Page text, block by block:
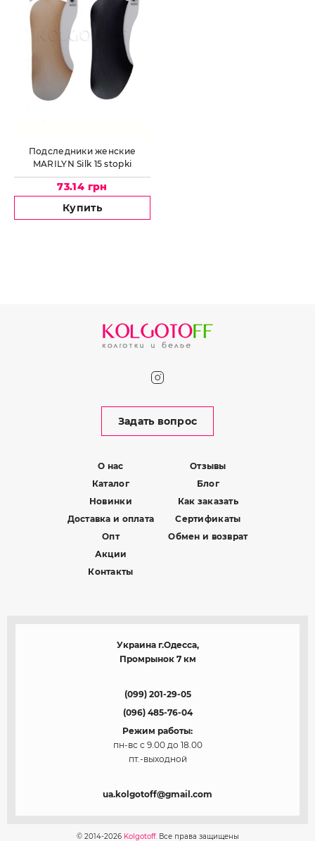
Подследники женские
MARILYN Silk 15 stopki
73.14 грн
Купить
Задать вопрос
О нас
Каталог
Новинки
Доставка и оплата
Опт
Акции
Контакты
Отзывы
Блог
Как заказать
Сертификаты
Обмен и возврат
Украина г.Одесса,
Промрынок 7 км
(099) 201-29-05
(096) 485-76-04
Режим работы:
пн-вс с 9.00 до 18.00
пт.-выходной
ua.kolgotoff@gmail.com
© 2014-2026 Kolgotoff.Все права защищены